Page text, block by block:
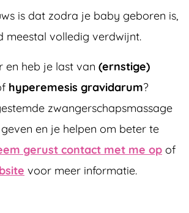
is dat zodra je baby geboren is,
meestal volledig verdwijnt.
en heb je last van (ernstige)
hyperemesis gravidarum?
zwangerschapsmassage
en je helpen om beter te
gerust contact met me op of
voor meer informatie.